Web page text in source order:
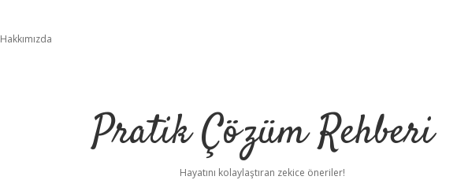
Hakkımızda
Pratik Çözüm Rehberi
Hayatını kolaylaştıran zekice öneriler!